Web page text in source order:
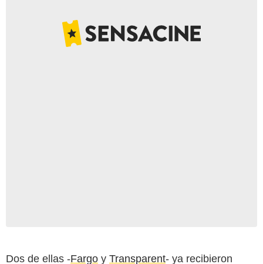
Dos de ellas -Fargo y Transparent- ya recibieron